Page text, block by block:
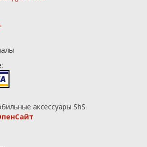
аксессуары ShS